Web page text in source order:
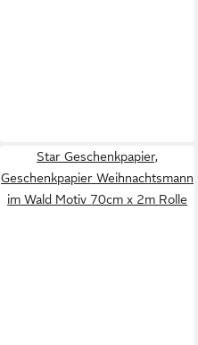
Star Geschenkpapier,
Geschenkpapier Weihnachtsmann
im Wald Motiv 70cm x 2m Rolle